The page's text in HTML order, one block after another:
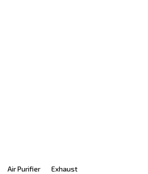
Air Purifier
Exhaust